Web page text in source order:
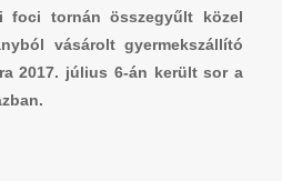
foci tornán összegyűlt közel
vásárolt gyermekszállító
2017. július 6-án került sor a